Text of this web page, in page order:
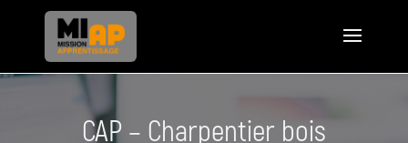
CAP – Charpentier bois